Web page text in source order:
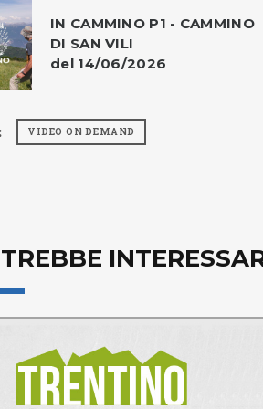
IN CAMMINO P1 - CAMMINO
DI SAN VILI
del 14/06/2026
VIDEO ON DEMAND